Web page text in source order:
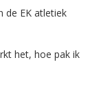
de EK atletiek
het, hoe pak ik